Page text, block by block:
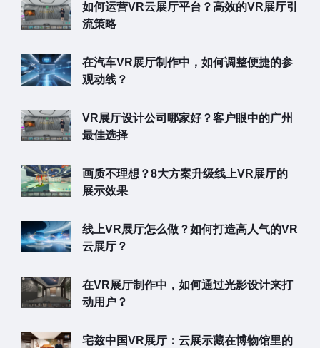
如何运营VR云展厅平台？高效的VR展厅引
流策略
在汽车VR展厅制作中，如何调整便捷的参
观动线？
VR展厅设计公司哪家好？客户眼中的广州
最佳选择
画质不理想？8大方案升级线上VR展厅的
展示效果
线上VR展厅怎么做？如何打造高人气的VR
云展厅？
在VR展厅制作中，如何通过光影设计来打
动用户？
宅兹中国VR展厅：云展示藏在博物馆里的